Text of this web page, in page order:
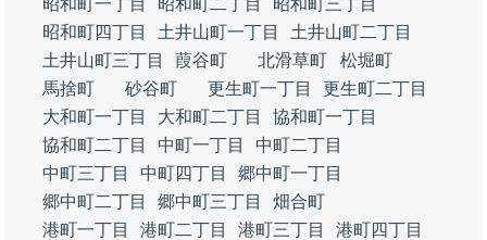
昭和町一丁目
昭和町二丁目
昭和町三丁目
昭和町四丁目
土井山町一丁目
土井山町二丁目
土井山町三丁目
葭谷町 北滑草町
松堀町
馬捨町
砂谷町 更生町一丁目
更生町二丁目
大和町一丁目
大和町二丁目
協和町一丁目
協和町二丁目
中町一丁目
中町二丁目
中町三丁目
中町四丁目
郷中町一丁目
郷中町二丁目
郷中町三丁目
畑合町
港町一丁目
港町二丁目 港町三丁目
港町四丁目